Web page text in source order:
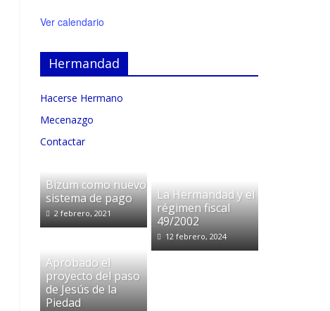
Ver calendario
Hermandad
Hacerse Hermano
Mecenazgo
Contactar
Bizum como nuevo
sistema de pago
2 febrero, 2021
La Hermandad y el
régimen fiscal
49/2002
12 febrero, 2024
Aprobado el
proyecto del paso
de Jesús de la
Piedad